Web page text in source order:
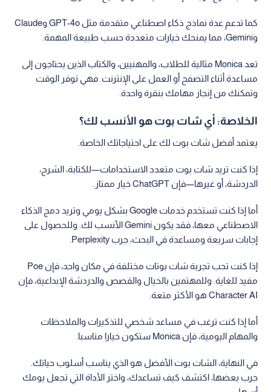
كما تدعم عدة نماذج ذكاء اصطناعي متقدمة مثل GPT-4o وClaude
وGemini، مما يمنحك خيارات متعددة حسب طبيعة المهمة.
تعد Monica مثالية للطلاب، والمهنيين، والكتاب الذين يحتاجون إلى
مساعدة أثناء التصفح أو العمل على الإنترنت. فهي توفر الوقت
وتمكنك من إنجاز مهامك بنقرة واحدة.
الخلاصة: أي شات بوت هو الأنسب لك؟
يعتمد أفضل شات بوت لك على احتياجاتك الخاصة.
إذا كنت تريد شات بوت متعدد الاستخدامات—للكتابة، الشرح،
الدردشة، أو غيرها—فإن ChatGPT خيار ممتاز.
أما إذا كنت تستخدم خدمات Google بشكل يومي وتريد دمج الذكاء
الاصطناعي معها، فقد يكون Gemini الأنسب لك. وللحصول على
إجابات سريعة ومساعدة في البحث، جرب Perplexity.
إذا كنت تحب تجربة شات بوتات مختلفة في مكان واحد، فإن Poe
مفيد للغاية. وللمهتمين بالخيال والقصص والدردشة الإبداعية، فإن
Character AI هو الأكثر متعة.
أما إذا كنت ترغب في مساعد شخصي للتذكيرات والملاحظات
والمهام اليومية، فإن Monica ستكون خيارا مناسبا.
في النهاية، الشات بوت الأفضل هو الذي يناسب أسلوب حياتك.
جرب بعضها، اكتشف كيف تساعدك، واختر الأداة التي تجعل يومك